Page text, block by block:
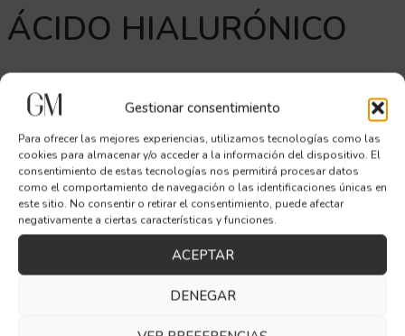
Gestionar consentimiento
Para ofrecer las mejores experiencias, utilizamos tecnologías como las
cookies para almacenar y/o acceder a la información del dispositivo. El
consentimiento de estas tecnologías nos permitirá procesar datos
como el comportamiento de navegación o las identificaciones únicas en
este sitio. No consentir o retirar el consentimiento, puede afectar
negativamente a ciertas características y funciones.
ACEPTAR
DENEGAR
ÁCIDO HIALURÓNICO
El ácido hialurónico es uno de los tratamientos más versátiles
y seguros en medicina estética. Se trata de una sustancia
presente de forma natural en nuestro organismo que, al
inyectarse en zonas específicas, permitehidratar en
profundidad, suavizar arrugas, reponer volúmenes
perdidos o mejorar la armonía facial
En Clínica Dra. Gracia Moreno, aplicamos ácido hialurónico con